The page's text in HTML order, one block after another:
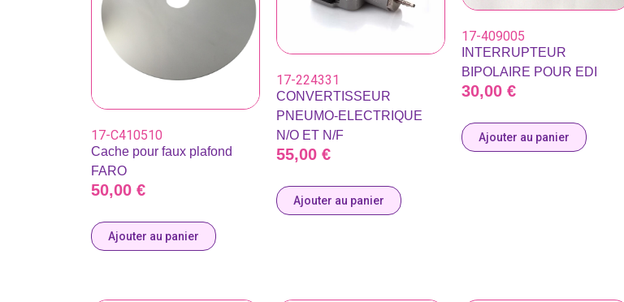
17-C410510
Cache pour faux plafond
FARO
50,00 €
Ajouter au panier
17-224331
CONVERTISSEUR
PNEUMO-ELECTRIQUE
N/O ET N/F
55,00 €
Ajouter au panier
17-409005
INTERRUPTEUR
BIPOLAIRE POUR EDI
30,00 €
Ajouter au panier